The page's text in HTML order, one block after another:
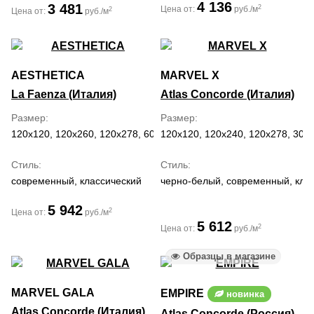
Цена от: 3 481 руб./м2 Цена от: 4 136 руб./м2
AESTHETICA
La Faenza (Италия)
Размер
120x120, 120x260, 120x278, 60x120
Стиль
современный, классический
Цена от: 5 942 руб./м2
MARVEL X
Atlas Concorde (Италия)
Размер
120x120, 120x240, 120x278,
Стиль
черно-белый, современный,
Цена от: 5 612 руб./м2
MARVEL GALA
Atlas Concorde (Италия)
Образцы в магазине
EMPIRE новинка